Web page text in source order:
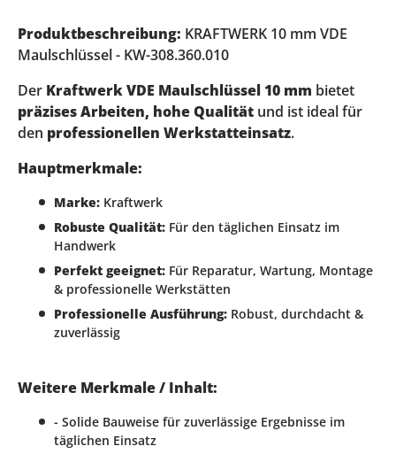
Produktbeschreibung: KRAFTWERK 10 mm VDE
Maulschlüssel - KW-308.360.010
Der Kraftwerk VDE Maulschlüssel 10 mm bietet
präzises Arbeiten, hohe Qualität und ist ideal für
den professionellen Werkstatteinsatz.
Hauptmerkmale:
Marke: Kraftwerk
Robuste Qualität: Für den täglichen Einsatz im
Handwerk
Perfekt geeignet: Für Reparatur, Wartung, Montage
& professionelle Werkstätten
Professionelle Ausführung: Robust, durchdacht &
zuverlässig
Weitere Merkmale / Inhalt:
- Solide Bauweise für zuverlässige Ergebnisse im
täglichen Einsatz